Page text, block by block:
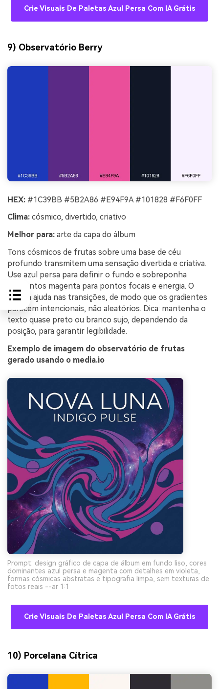
Crie Visuais De Paletas Azul Persa Com IA Grátis
9) Observatório Berry
HEX: #1C39BB #5B2A86 #E94F9A #101828 #F6F0FF
Clima: cósmico, divertido, criativo
Melhor para: arte da capa do álbum
Tons cósmicos de frutas sobre uma base de céu
profundo transmitem uma sensação divertida e criativa.
Use azul persa para definir o fundo e sobreponha
elementos magenta para pontos focais e energia. O
violeta ajuda nas transições, de modo que os gradientes
parecem intencionais, não aleatórios. Dica: mantenha o
texto quase preto ou branco sujo, dependendo da
posição, para garantir legibilidade.
Exemplo de imagem do observatório de frutas
gerado usando o media.io
Prompt: design gráfico de capa de álbum em fundo liso, cores
dominantes azul persa e magenta com detalhes em violeta,
formas cósmicas abstratas e tipografia limpa, sem texturas de
fotos reais --ar 1:1
Crie Visuais De Paletas Azul Persa Com IA Grátis
10) Porcelana Cítrica